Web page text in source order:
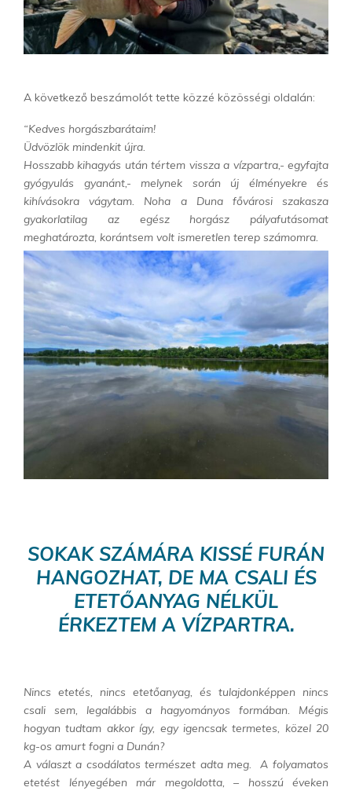
A következő beszámolót tette közzé közösségi oldalán:
“Kedves horgászbarátaim!
Üdvözlök mindenkit újra.
Hosszabb kihagyás után tértem vissza a vízpartra,- egyfajta
gyógyulás gyanánt,- melynek során új élményekre és
kihívásokra vágytam. Noha a Duna fővárosi szakasza
gyakorlatilag az egész horgász pályafutásomat
meghatározta, korántsem volt ismeretlen terep számomra.
SOKAK SZÁMÁRA KISSÉ FURÁN
HANGOZHAT, DE MA CSALI ÉS
ETETŐANYAG NÉLKÜL
ÉRKEZTEM A VÍZPARTRA.
Nincs etetés, nincs etetőanyag, és tulajdonképpen nincs
csali sem, legalábbis a hagyományos formában. Mégis
hogyan tudtam akkor így, egy igencsak termetes, közel 20
kg-os amurt fogni a Dunán?
A választ a csodálatos természet adta meg. A folyamatos
etetést lényegében már megoldotta, – hosszú éveken